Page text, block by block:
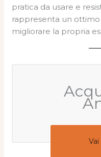
pratica da usare e
rappresenta un
migliorare la propria